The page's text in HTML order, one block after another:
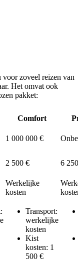
zoveel reizen van
Het omvat ook
pakket:
Comfort
1 000 000 €
2 500 € 6
Werkelijke
kosten
Transport:
werkelijke
kosten
Kist
kosten: 1
500 €